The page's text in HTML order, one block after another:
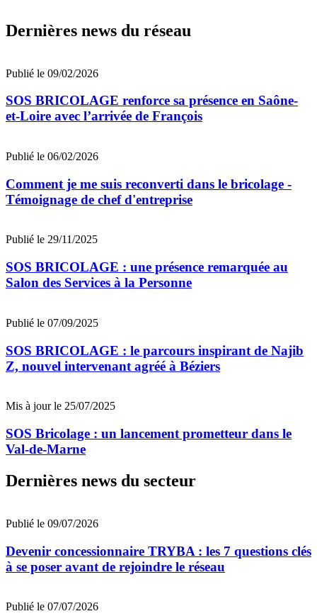
Dernières news du réseau
Publié le 09/02/2026
SOS BRICOLAGE renforce sa présence en Saône-
et-Loire avec l’arrivée de François
Publié le 06/02/2026
Comment je me suis reconverti dans le bricolage -
Témoignage de chef d'entreprise
Publié le 29/11/2025
SOS BRICOLAGE : une présence remarquée au
Salon des Services à la Personne
Publié le 07/09/2025
SOS BRICOLAGE : le parcours inspirant de Najib
Z, nouvel intervenant agréé à Béziers
Mis à jour le 25/07/2025
SOS Bricolage : un lancement prometteur dans le
Val-de-Marne
Dernières news du secteur
Publié le 09/07/2026
Devenir concessionnaire TRYBA : les 7 questions clés
à se poser avant de rejoindre le réseau
Publié le 07/07/2026